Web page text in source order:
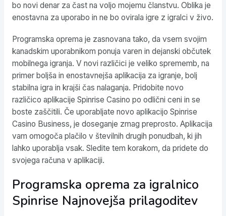
bo novi denar za čast na voljo mojemu članstvu. Oblika je
enostavna za uporabo in ne bo ovirala igre z igralci v živo.
Programska oprema je zasnovana tako, da vsem svojim
kanadskim uporabnikom ponuja varen in dejanski občutek
mobilnega igranja. V novi različici je veliko sprememb, na
primer boljša in enostavnejša aplikacija za igranje, bolj
stabilna igra in krajši čas nalaganja. Pridobite novo
različico aplikacije Spinrise Casino po odlični ceni in se
boste zaščitili. Če uporabljate novo aplikacijo Spinrise
Casino Business, je doseganje zmag preprosto. Aplikacija
vam omogoča plačilo v številnih drugih ponudbah, ki jih
lahko uporablja vsak. Sledite tem korakom, da pridete do
svojega računa v aplikaciji.
Programska oprema za igralnico
Spinrise Najnovejša prilagoditev